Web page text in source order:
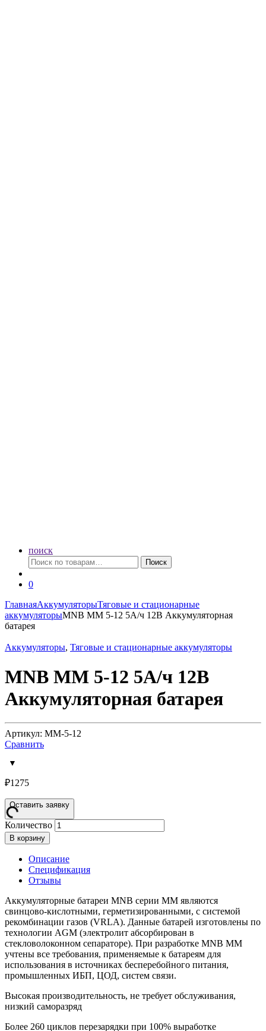
поиск
Искать:
Поиск
0
ГлавнаяАккумуляторыТяговые и стационарные
аккумуляторыMNB MМ 5-12 5А/ч 12В Аккумуляторная
батарея
Аккумуляторы, Тяговые и стационарные аккумуляторы
MNB MМ 5-12 5А/ч 12В
Аккумуляторная батарея
Артикул: MM-5-12
Сравнить
₽1275
Оставить заявку
Количество
В корзину
Описание
Спецификация
Отзывы
Аккумуляторные батареи MNB серии MM являются
свинцово-кислотными, герметизированными, с системой
рекомбинации газов (VRLA). Данные батарей изготовлены по
технологии AGM (электролит абсорбирован в
стекловолоконном сепараторе). При разработке MNB MM
учтены все требования, применяемые к батареям для
использования в источниках бесперебойного питания,
промышленных ИБП, ЦОД, систем связи.
Высокая производительность, не требует обслуживания,
низкий саморазряд
Более 260 циклов перезарядки при 100% выработке